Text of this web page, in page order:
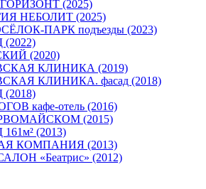
(2025)
НЕБОЛИТ (2025)
ПАРК подъезды (2023)
(2020)
КЛИНИКА (2019)
КЛИНИКА. фасад (2018)
кафе-отель (2016)
(2015)
(2013)
КОМПАНИЯ (2013)
«Беатрис» (2012)